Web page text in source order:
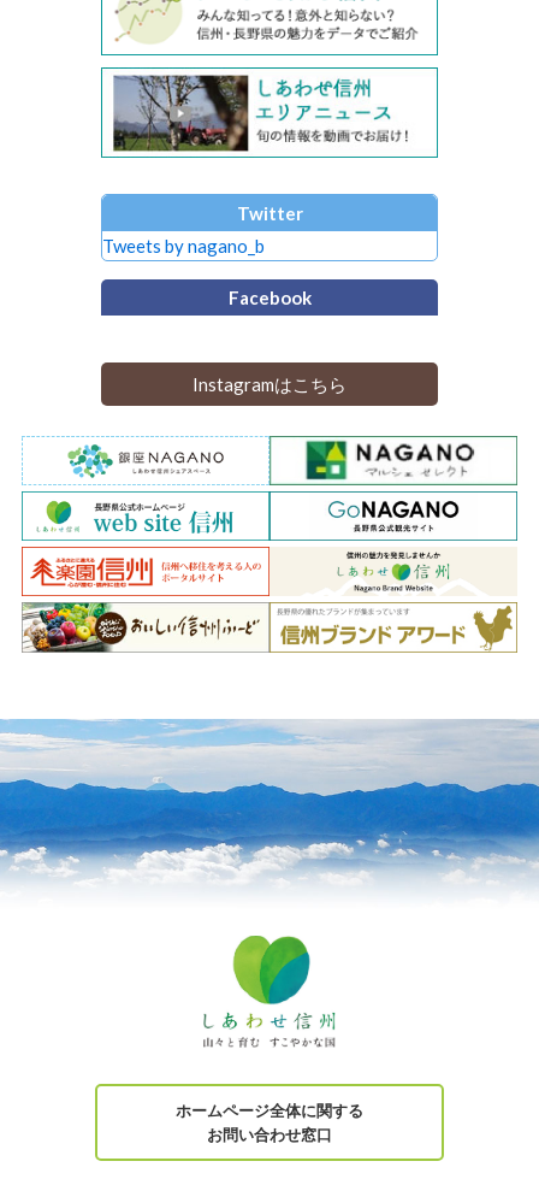
Twitter
Tweets by nagano_b
Facebook
Instagramはこちら
ホームページ全体に関する
お問い合わせ窓口